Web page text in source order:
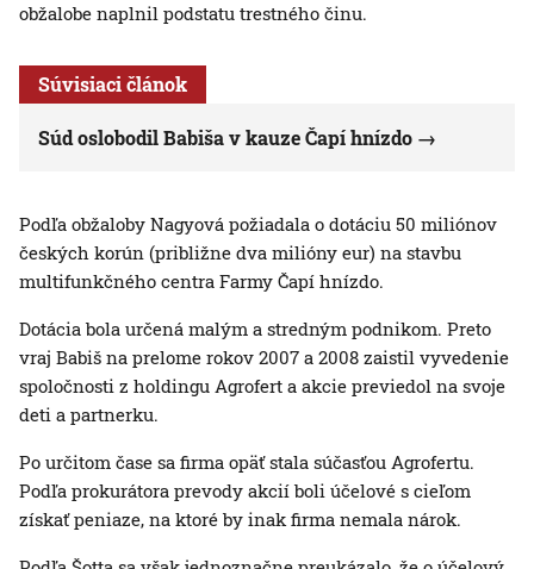
obžalobe naplnil podstatu trestného činu.
Súvisiaci článok
Súd oslobodil Babiša v kauze Čapí hnízdo
Podľa obžaloby Nagyová požiadala o dotáciu 50 miliónov
českých korún (približne dva milióny eur) na stavbu
multifunkčného centra Farmy Čapí hnízdo.
Dotácia bola určená malým a stredným podnikom. Preto
vraj Babiš na prelome rokov 2007 a 2008 zaistil vyvedenie
spoločnosti z holdingu Agrofert a akcie previedol na svoje
deti a partnerku.
Po určitom čase sa firma opäť stala súčasťou Agrofertu.
Podľa prokurátora prevody akcií boli účelové s cieľom
získať peniaze, na ktoré by inak firma nemala nárok.